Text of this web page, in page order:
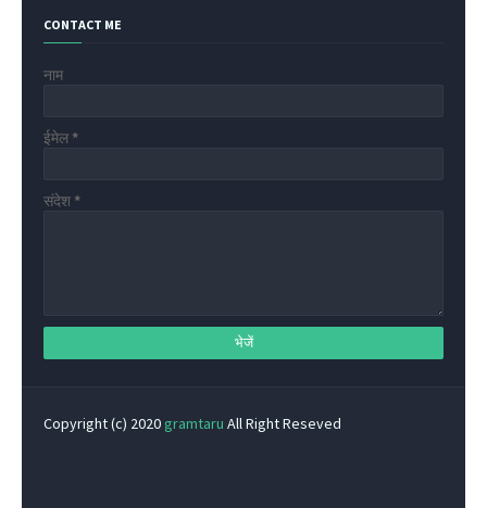
CONTACT ME
नाम
ईमेल *
संदेश *
Copyright (c) 2020 gramtaru All Right Reseved